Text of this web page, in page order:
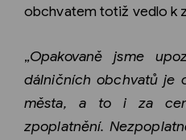
obchvatem totiž vedlo k
„Opakovaně jsme
dálničních obchvatů je
města, a to i za
zpoplatnění.